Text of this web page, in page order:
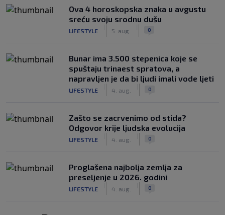
Ova 4 horoskopska znaka u avgustu
sreću svoju srodnu dušu
LIFESTYLE 5. aug. 0
Bunar imа 3.500 stepenica koje se
spuštaju trinaest spratova, a
napravljen je da bi ljudi imali vode ljeti
LIFESTYLE 4. aug. 0
Zašto se zacrvenimo od stida?
Odgovor krije ljudska evolucija
LIFESTYLE 4. aug. 0
Proglašena najbolja zemlja za
preseljenje u 2026. godini
LIFESTYLE 4. aug. 0